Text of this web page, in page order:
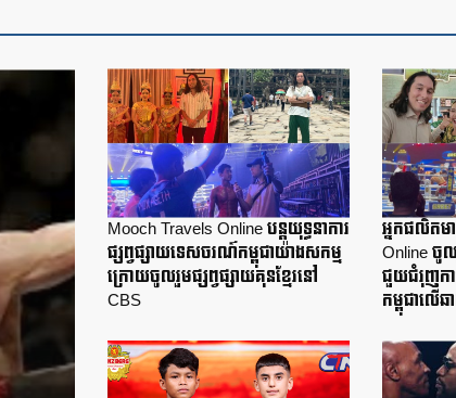
Mooch Travels Online បន្តយុទ្ធនាការ
ផ្សព្វផ្សាយទេសចរណ៍កម្ពុជាយ៉ាងសកម្ម
ក្រោយចូលរួមផ្សព្វផ្សាយគុនខ្មែរនៅ
CBS
អ្នកផលិតម
Online ចូ
ជួយជំរុញក
កម្ពុជាលើឆ